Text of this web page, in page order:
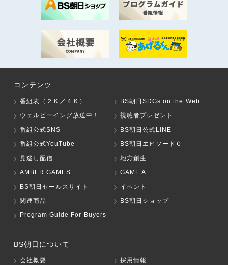
コンテンツ
番組表（２Ｋ／４Ｋ）
BS朝日SDGs on the Web
ウェルビーイング放送中！
視聴者プレゼント
番組公式SNS
BS朝日公式LINE
番組公式YouTube
BS朝日エピソード０
見逃し配信
地方創生
AMBER GAMES
GAME A
BS朝日セールスサイト
イベント
関連商品
BS朝日ショップ
Program Guide For Buyers
BS朝日について
会社概要
採用情報